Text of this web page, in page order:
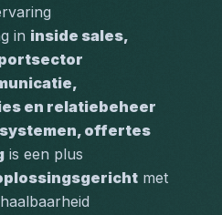
in inside sales,
en relatiebeheer
systemen, offertes
is een plus
met